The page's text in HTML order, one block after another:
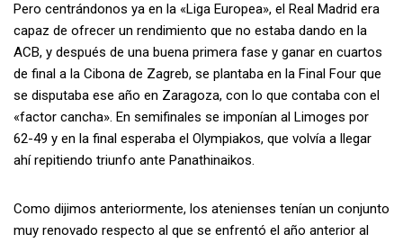
Pero centrándonos ya en la «Liga Europea», el Real Madrid era
capaz de ofrecer un rendimiento que no estaba dando en la
ACB, y después de una buena primera fase y ganar en cuartos
de final a la Cibona de Zagreb, se plantaba en la Final Four que
se disputaba ese año en Zaragoza, con lo que contaba con el
«factor cancha». En semifinales se imponían al Limoges por
62-49 y en la final esperaba el Olympiakos, que volvía a llegar
ahí repitiendo triunfo ante Panathinaikos.
Como dijimos anteriormente, los atenienses tenían un conjunto
muy renovado respecto al que se enfrentó el año anterior al